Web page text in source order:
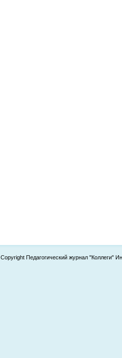
Copyright Педагогический журнал "Коллеги"